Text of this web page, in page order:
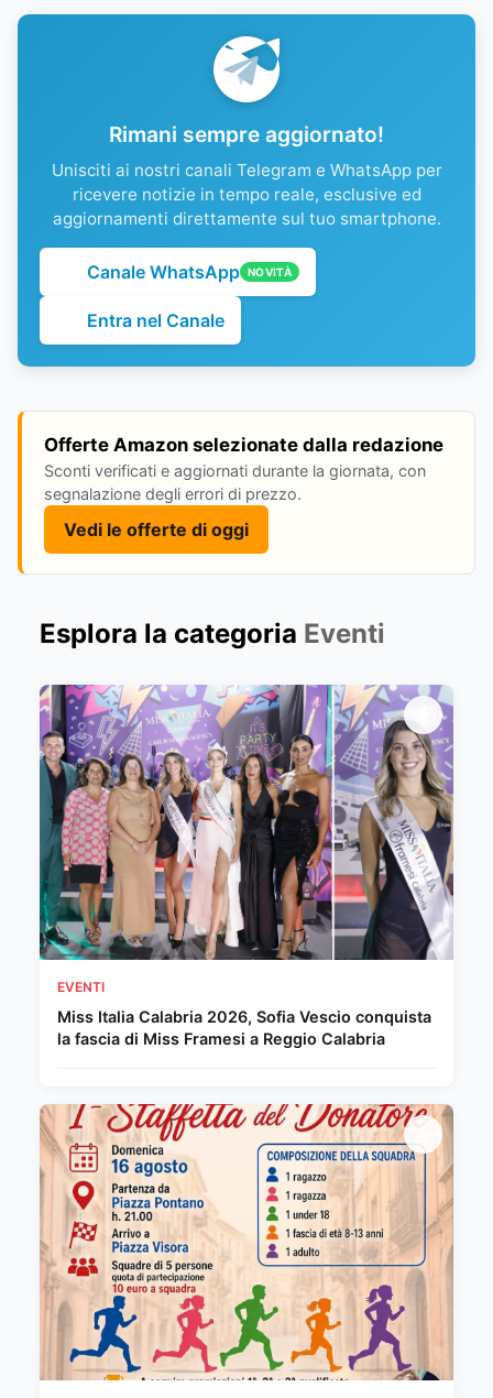
Rimani sempre aggiornato!
Unisciti ai nostri canali Telegram e WhatsApp per
ricevere notizie in tempo reale, esclusive ed
aggiornamenti direttamente sul tuo smartphone.
Canale WhatsApp NOVITÀ
Entra nel Canale
Offerte Amazon selezionate dalla redazione
Sconti verificati e aggiornati durante la giornata, con
segnalazione degli errori di prezzo.
Vedi le offerte di oggi
Esplora la categoria Eventi
EVENTI
Miss Italia Calabria 2026, Sofia Vescio conquista
la fascia di Miss Framesi a Reggio Calabria